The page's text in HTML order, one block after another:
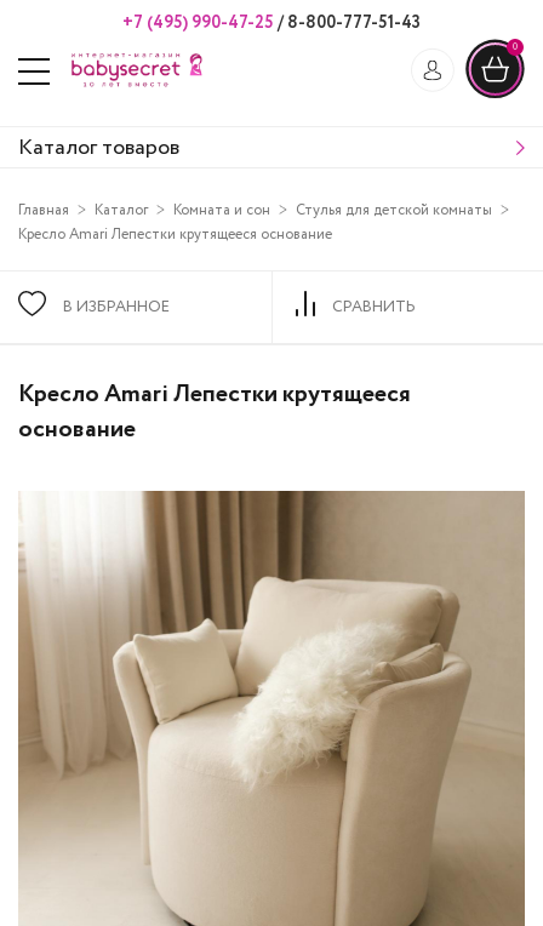
+7 (495) 990-47-25 /8-800-777-51-43
0
Каталог товаров
Главная Каталог Комната и сон
Стулья для детской комнаты
Кресло Amari Лепестки крутящееся основание
В ИЗБРАННОЕ СРАВНИТЬ
Кресло Amari Лепестки крутящееся
основание